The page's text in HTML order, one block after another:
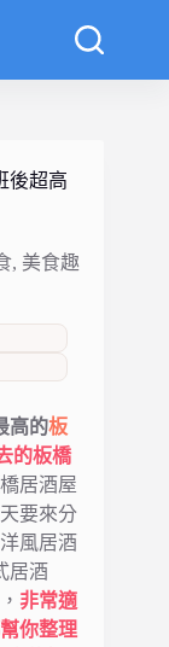
後超高
, 美食趣
高的板
的板橋
居酒屋
要來分
風居酒
居酒
非常適
你整理